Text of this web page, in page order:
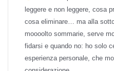
leggere e non leggere, cosa
cosa eliminare… ma alla
moooolto sommarie, serve
fidarsi e quando no: ho solo
esperienza personale, che